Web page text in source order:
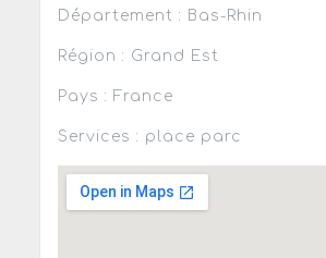
Département : Bas-Rhin
Région : Grand Est
Pays : France
Services : place parc